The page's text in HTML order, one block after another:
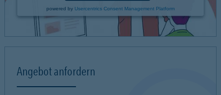
powered by Usercentrics Consent Management Platform
Angebot anfordern